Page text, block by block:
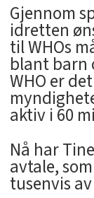
Gjennom
idretten
til WHOs
blant barn
WHO er
aktiv i 60
Nå har
avtale,
tusenvis